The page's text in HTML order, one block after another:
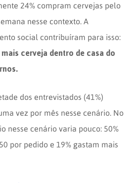
24% compram cervejas pelo
nesse contexto. A
social contribuíram para isso:
cerveja dentro de casa do
dos entrevistados (41%)
vez por mês nesse cenário. No
nesse cenário varia pouco: 50%
por pedido e 19% gastam mais